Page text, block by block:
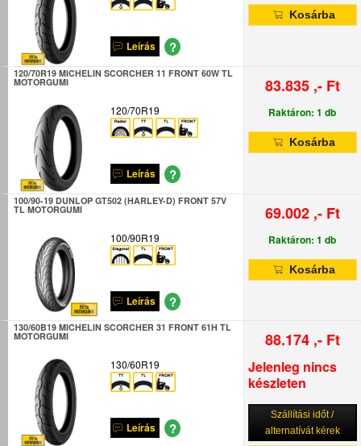
Leírás ?
Kosárba
120/70R19 MICHELIN SCORCHER 11 FRONT 60W TL
MOTORGUMI
120/70R19
Leírás ?
83.835 ,- Ft
Raktáron: 1 db
Kosárba
100/90-19 DUNLOP GT502 (HARLEY-D) FRONT 57V
TL MOTORGUMI
100/90R19
Leírás ?
69.002 ,- Ft
Raktáron: 1 db
Kosárba
130/60B19 MICHELIN SCORCHER 31 FRONT 61H TL
MOTORGUMI
130/60R19
Leírás ?
88.174 ,- Ft
Jelenleg nincs
készleten
Szállítási időt /
alternatívát kérek